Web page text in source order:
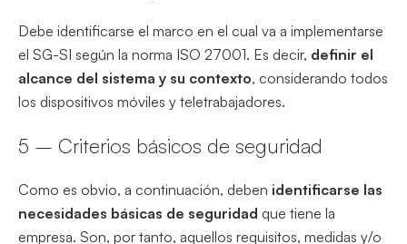
Debe identificarse el marco en el cual va a implementarse
el SG-SI según la norma ISO 27001. Es decir, definir el
alcance del sistema y su contexto, considerando todos
los dispositivos móviles y teletrabajadores.
5 – Criterios básicos de seguridad
Como es obvio, a continuación, deben identificarse las
necesidades básicas de seguridad que tiene la
empresa. Son, por tanto, aquellos requisitos, medidas y/o